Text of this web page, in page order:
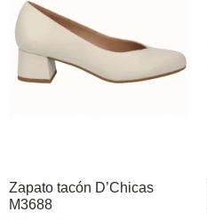
Zapato tacón D’Chicas
M3688